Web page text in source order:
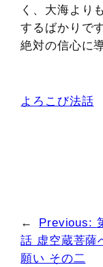
く、大海より
するばかりで
絶対の信心に
よろこび法話
← Previous:
話 虚空蔵菩薩
願い その二